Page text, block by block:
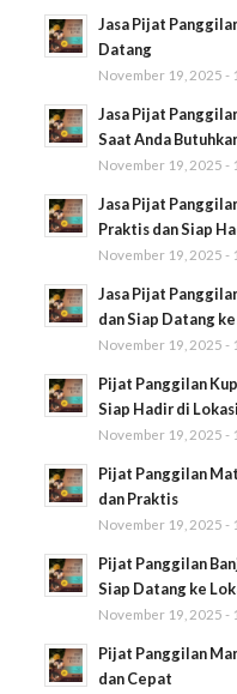
Jasa Pijat
Datang
November 19, 2025 -
Jasa Pijat
Saat Anda
November 19, 2025 -
Jasa Pijat
Praktis dan Siap
November 19, 2025 -
Jasa Pijat
dan Siap Datang
November 19, 2025 -
Pijat Panggilan
Siap Hadir di
November 19, 2025 -
Pijat Panggilan
dan Praktis
November 19, 2025 -
Pijat Panggilan
Siap Datang ke
November 19, 2025 -
Pijat Panggilan
dan Cepat